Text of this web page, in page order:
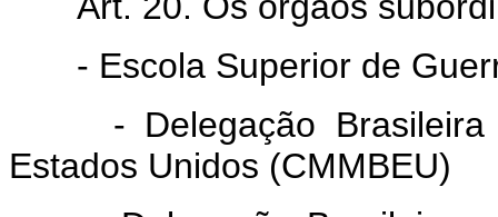
- Escola Superior de
- Delegação Brasileira
Estados Unidos (CMMBEU)